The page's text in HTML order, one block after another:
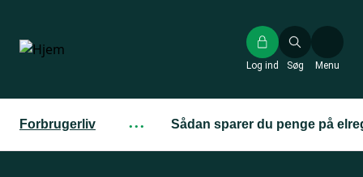
hovedindhold
Søg
Log ind Menu
Forbrugerliv ··· Sådan sparer du penge på